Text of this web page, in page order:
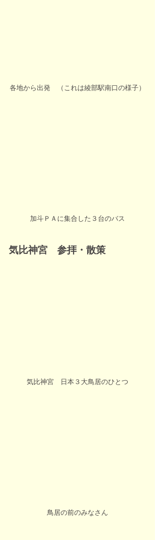
各地から出発　（これは綾部駅南口の様子）
加斗ＰＡに集合した３台のバス
気比神宮　参拝・散策
気比神宮　日本３大鳥居のひとつ
鳥居の前のみなさん